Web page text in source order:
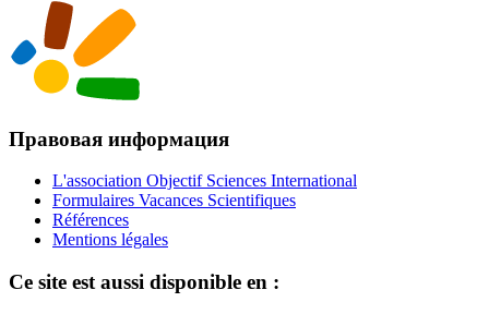
Правовая информация
L'association Objectif Sciences International
Formulaires Vacances Scientifiques
Références
Mentions légales
Ce site est aussi disponible en :